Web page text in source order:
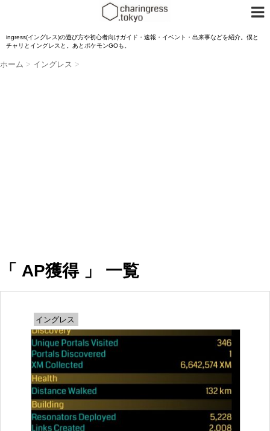
ingress(イングレス)の遊び方や初心者向けガイド・速報・イベント・出来事などを紹介。僕と
チャリとイングレスと。あとポケモンGOも。
ホーム > イングレス >
「 AP獲得 」 一覧
イングレス